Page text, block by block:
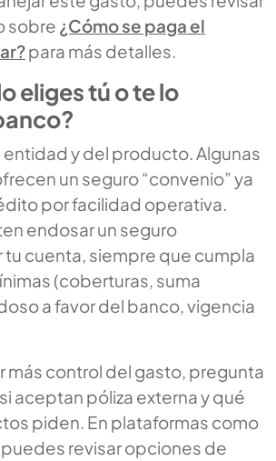
sobre ¿Cómo se paga el
para más detalles.
eliges tú o te lo
y del producto. Algunas
un seguro “convenio” ya
por facilidad operativa.
endosar un seguro
cuenta, siempre que cumpla
(coberturas, suma
a favor del banco, vigencia
más control del gasto, pregunta
aceptan póliza externa y qué
piden. En plataformas como
revisar opciones de